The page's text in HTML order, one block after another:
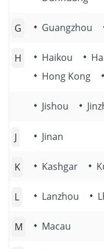
G Guangzhou
H Haikou
Hong Kong
Jishou
J Jinan
K Kashgar
L Lanzhou
M Macau